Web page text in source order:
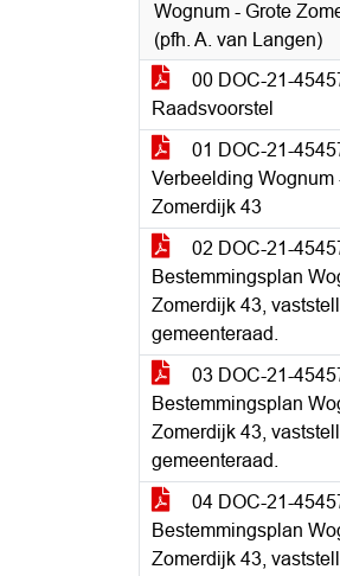
Wognum - Grote
(pfh. A. van Langen)
00 DOC-21-
Raadsvoorstel
01 DOC-21-
Verbeelding Wognum
Zomerdijk 43
02 DOC-21-
Bestemmingsplan
Zomerdijk 43,
gemeenteraad.
03 DOC-21-
Bestemmingsplan
Zomerdijk 43,
gemeenteraad.
04 DOC-21-
Bestemmingsplan
Zomerdijk 43,